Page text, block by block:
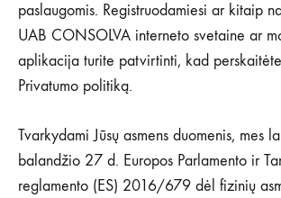
paslaugomis. Registruodamiesi ar kitaip
UAB CONSOLVA interneto svetaine ar
aplikacija turite patvirtinti, kad
Privatumo politiką.
Tvarkydami Jūsų asmens duomenis, mes
balandžio 27 d. Europos Parlamento ir
reglamento (ES) 2016/679 dėl fizinių